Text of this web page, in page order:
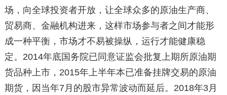
场，向全球投资者开放，让全球众多的原油生产商、
贸易商、金融机构进来，这样市场参与者之间才能形
成一种平衡，市场才不易被操纵，运行才能健康稳
定。2014年底国务院已同意证监会批复上期所原油期
货品种上市，2015年上半年本已准备挂牌交易的原油
期货，因当年7月的股市异常波动而延后。2018年3月